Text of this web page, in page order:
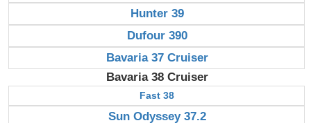
Hunter 39
Dufour 390
Bavaria 37 Cruiser
Bavaria 38 Cruiser
Fast 38
Sun Odyssey 37.2